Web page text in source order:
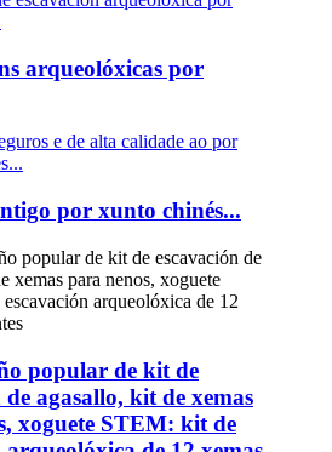
arqueolóxicas por
por xunto chinés...
popular de kit de
de agasallo, kit de xemas
xoguete STEM: kit de